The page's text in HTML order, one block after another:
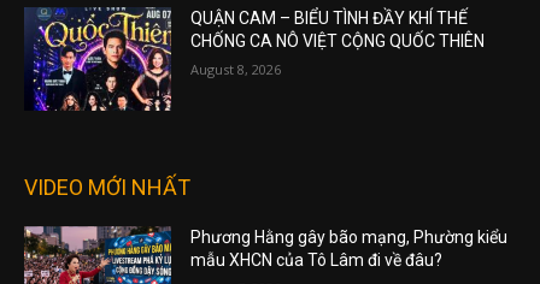
QUẬN CAM – BIỂU TÌNH ĐẦY KHÍ THẾ
CHỐNG CA NÔ VIỆT CỘNG QUỐC THIÊN
August 8, 2026
VIDEO MỚI NHẤT
Phương Hằng gây bão mạng, Phường kiểu
mẫu XHCN của Tô Lâm đi về đâu?